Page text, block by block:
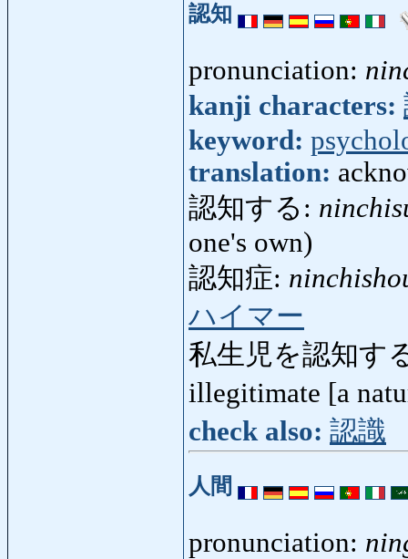
認知
pronunciation:
kanji characters:
keyword:
translation:
認知する:
one's own)
認知症:
ハイマー
私生児を認知す
illegitimate [a
check also: 認識
人間
pronunciation: